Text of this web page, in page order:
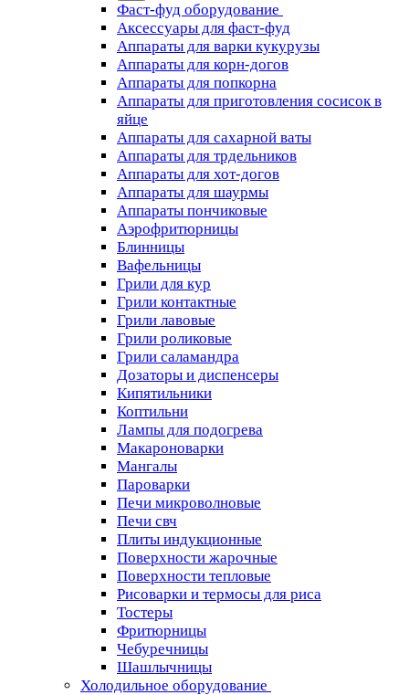
Фаст-фуд оборудование
Аксессуары для фаст-фуд
Аппараты для варки кукурузы
Аппараты для корн-догов
Аппараты для попкорна
Аппараты для приготовления сосисок в
яйце
Аппараты для сахарной ваты
Аппараты для трдельников
Аппараты для хот-догов
Аппараты для шаурмы
Аппараты пончиковые
Аэрофритюрницы
Блинницы
Вафельницы
Грили для кур
Грили контактные
Грили лавовые
Грили роликовые
Грили саламандра
Дозаторы и диспенсеры
Кипятильники
Коптильни
Лампы для подогрева
Макароноварки
Мангалы
Пароварки
Печи микроволновые
Печи свч
Плиты индукционные
Поверхности жарочные
Поверхности тепловые
Рисоварки и термосы для риса
Тостеры
Фритюрницы
Чебуречницы
Шашлычницы
Холодильное оборудование